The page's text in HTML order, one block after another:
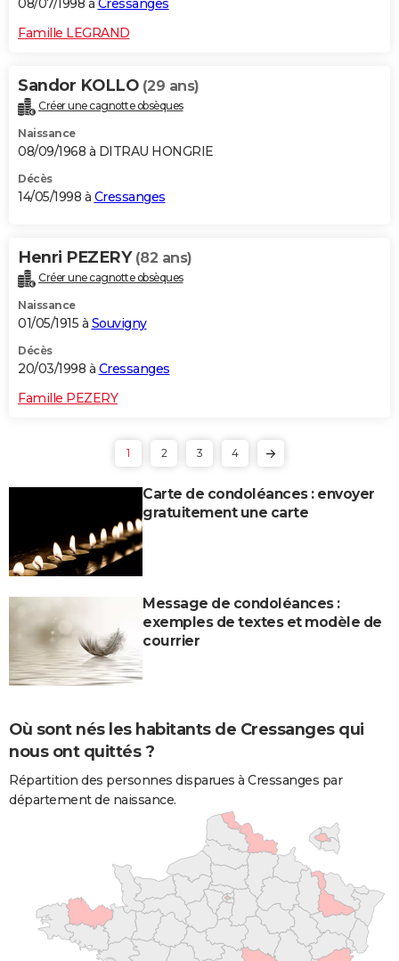
08/07/1998 à Cressanges
Famille LEGRAND
Sandor KOLLO (29 ans)
Créer une cagnotte obsèques
Naissance
08/09/1968 à DITRAU HONGRIE
Décès
14/05/1998 à Cressanges
Henri PEZERY (82 ans)
Créer une cagnotte obsèques
Naissance
01/05/1915 à Souvigny
Décès
20/03/1998 à Cressanges
Famille PEZERY
1 2 3 4
Carte de condoléances : envoyer
gratuitement une carte
Message de condoléances :
exemples de textes et modèle de
courrier
Où sont nés les habitants de Cressanges qui
nous ont quittés ?
Répartition des personnes disparues à Cressanges par
département de naissance.